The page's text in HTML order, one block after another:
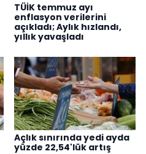
TÜİK temmuz ayı
enflasyon verilerini
açıkladı; Aylık hızlandı,
yıllık yavaşladı
Açlık sınırında yedi ayda
yüzde 22,54'lük artış